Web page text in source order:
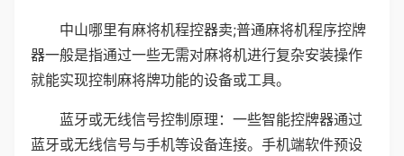
中山哪里有麻将机程控器卖;普通麻将机程序控牌
器一般是指通过一些无需对麻将机进行复杂安装操作
就能实现控制麻将牌功能的设备或工具。
蓝牙或无线信号控制原理：一些智能控牌器通过
蓝牙或无线信号与手机等设备连接。手机端软件预设